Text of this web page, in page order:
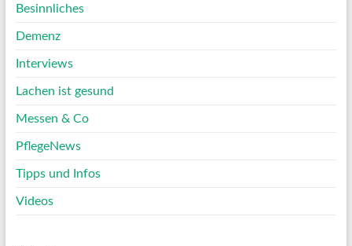
Besinnliches
Demenz
Interviews
Lachen ist gesund
Messen & Co
PflegeNews
Tipps und Infos
Videos